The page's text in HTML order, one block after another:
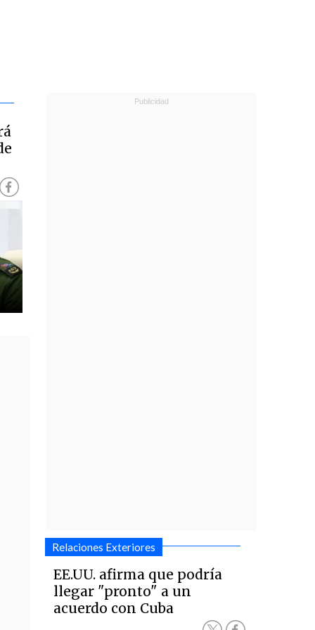
Relaciones Exteriores
EE.UU. afirma que podría
llegar "pronto" a un
acuerdo con Cuba